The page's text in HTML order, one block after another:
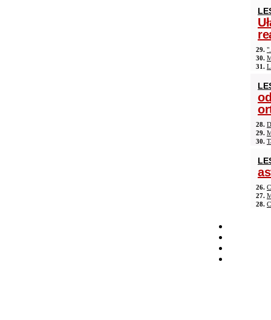
29.
30.
31.
28.
29.
30.
26.
27.
28.